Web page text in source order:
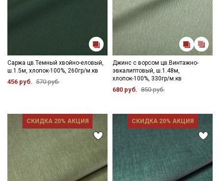
Саржа цв.Темный хвойно-еловый,
ш.1.5м, хлопок-100%, 260гр/м.кв
456 руб. 570 руб.
Джинс с ворсом цв.Винтажно-
эвкалиптовый, ш.1.48м,
хлопок-100%, 330гр/м.кв
680 руб. 850 руб.
СКИДКА 20% АКЦИЯ СКИДКА 20% АКЦИЯ